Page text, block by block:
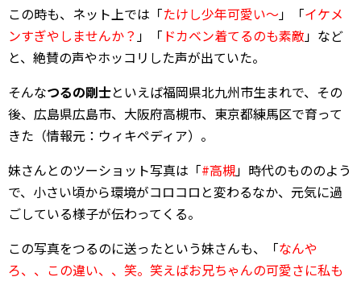
この時も、ネット上では「たけし少年可愛い～」「イケメ
ンすぎやしませんか？」「 ドカベン着てるのも素敵」など
と、絶賛の声やホッコリした声が出ていた。
そんなつるの剛士といえば福岡県北九州市生まれで、その
後、広島県広島市、大阪府高槻市、東京都練馬区で育って
きた（情報元：ウィキペディア）。
妹さんとのツーショット写真は「#高槻」時代のもののよう
で、小さい頃から環境がコロコロと変わるなか、元気に過
ごしている様子が伝わってくる。
この写真をつるのに送ったという妹さんも、「なんや
ろ、、この違い、、笑。笑えばお兄ちゃんの可愛さに私も